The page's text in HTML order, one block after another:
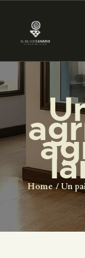
Home Un
█
EL